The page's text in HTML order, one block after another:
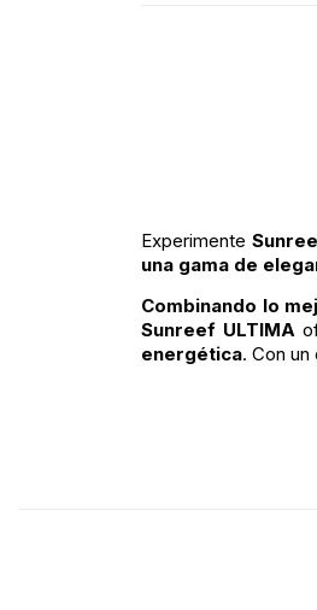
Experimente
una gama de
Combinando lo
Sunreef ULTIMA
energética. Con